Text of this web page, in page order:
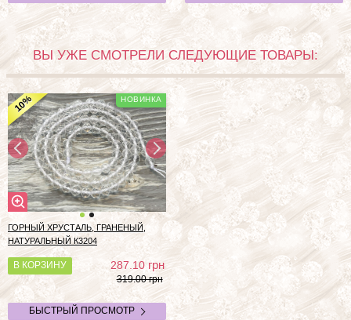
ВЫ УЖЕ СМОТРЕЛИ СЛЕДУЮЩИЕ ТОВАРЫ:
10%
ГОРНЫЙ ХРУСТАЛЬ, ГРАНЕНЫЙ,
НАТУРАЛЬНЫЙК3204
В КОРЗИНУ 287.10грн
319.00 грн
БЫСТРЫЙ ПРОСМОТР